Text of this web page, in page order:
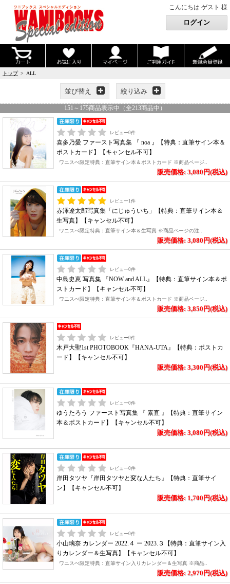
こんにちは ゲスト 様
トップ> ALL
並び替え 絞り込み
151 ～ 175商品表示中（全213商品中）
レビュー0件
喜多乃愛 ファースト写真集 『 noa 』【特典：直筆サイン本＆
ポストカード】【キャンセル不可】
ワニスぺ限定特典：直筆サイン本＆ポストカード ※商品ページ..
販売価格: 3,080円(税込)
レビュー1件
赤澤遼太郎写真集「にじゅういち」【特典：直筆サイン本＆
生写真】【キャンセル不可】
ワニスぺ限定特典：直筆サイン本＆生写真 ※商品ページの注..
販売価格: 3,080円(税込)
レビュー0件
中島史恵 写真集 『NOW and ALL』【特典：直筆サイン本＆ポ
ストカード】【キャンセル不可】
ワニスぺ限定特典：直筆サイン本＆ポストカード ※商品ページ..
販売価格: 3,850円(税込)
レビュー0件
木戸大聖1st PHOTOBOOK『HANA-UTA』【特典：ポストカ
ード】【キャンセル不可】
販売価格: 3,300円(税込)
レビュー0件
ゆうたろう ファースト写真集 『 素直 』【特典：直筆サイン
本＆ポストカード】【キャンセル不可】
販売価格: 3,080円(税込)
レビュー0件
岸田タツヤ『岸田タツヤと変な人たち』【特典：直筆サイ
ン】【キャンセル不可】
販売価格: 1,700円(税込)
レビュー0件
小山璃奈 カレンダー 2022.４ ー 2023.３【特典：直筆サイン入
りカレンダー＆生写真】【キャンセル不可】
ワニスぺ限定特典：直筆サイン入りカレンダー＆生写真 ※商品..
販売価格: 2,970円(税込)